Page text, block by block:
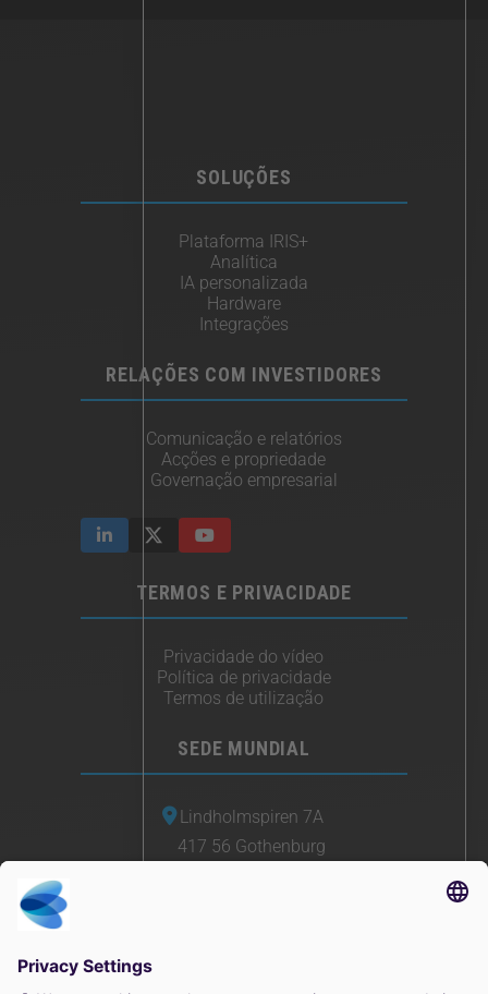
SOLUÇÕES
Plataforma IRIS+
Analítica
IA personalizada
Hardware
Integrações
RELAÇÕES COM INVESTIDORES
Comunicação e relatórios
Acções e propriedade
Governação empresarial
TERMOS E PRIVACIDADE
Privacidade do vídeo
Política de privacidade
Termos de utilização
SEDE MUNDIAL
Lindholmspiren 7A
417 56 Gothenburg